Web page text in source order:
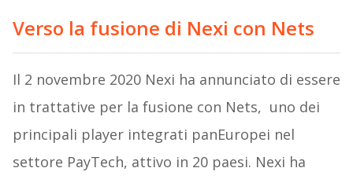
Verso la fusione di Nexi con Nets
Il 2 novembre 2020 Nexi ha annunciato di essere
in trattative per la fusione con Nets, uno dei
principali player integrati panEuropei nel
settore PayTech, attivo in 20 paesi. Nexi ha